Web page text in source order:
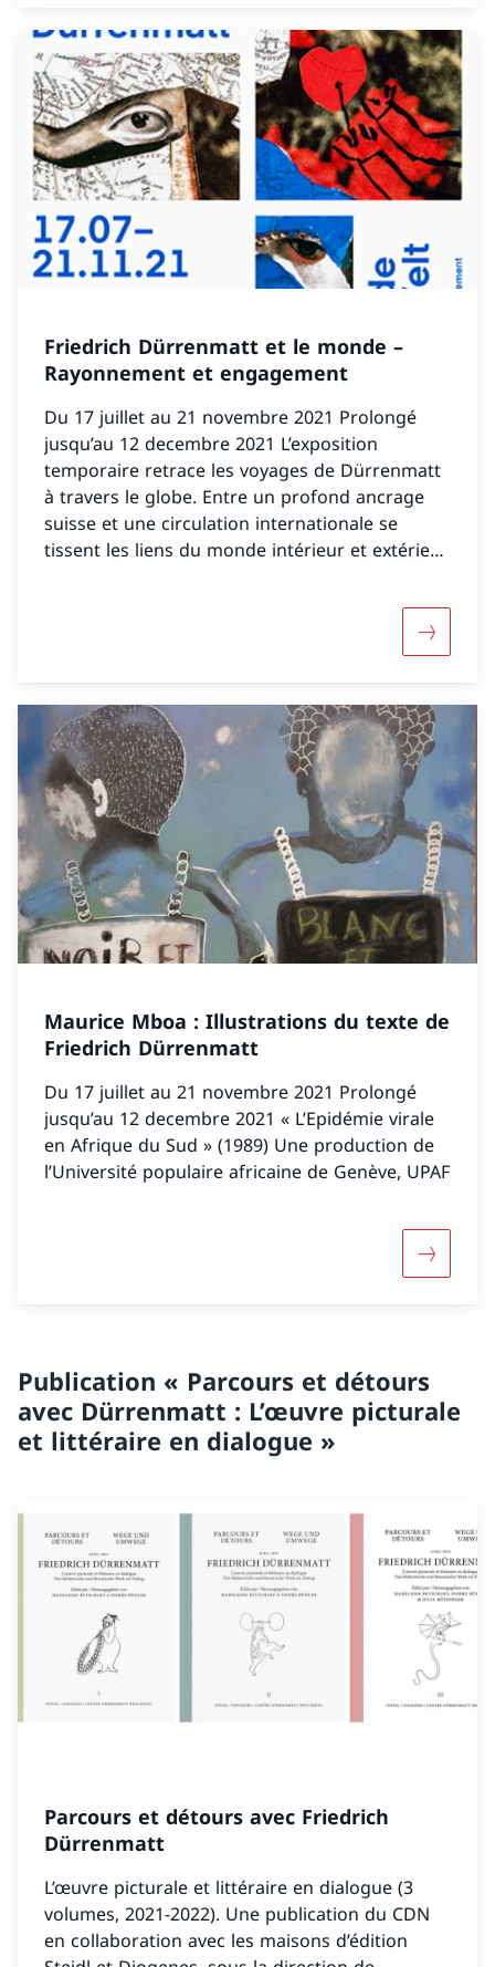
Friedrich Dürrenmatt et le monde –
Rayonnement et engagement
Du 17 juillet au 21 novembre 2021 Prolongé
jusqu’au 12 decembre 2021 L’exposition
temporaire retrace les voyages de Dürrenmatt
à travers le globe. Entre un profond ancrage
suisse et une circulation internationale se
tissent les liens du monde intérieur et extérieur
Maurice Mboa : Illustrations du texte de
Friedrich Dürrenmatt
Du 17 juillet au 21 novembre 2021 Prolongé
jusqu’au 12 decembre 2021 « L’Epidémie virale
en Afrique du Sud » (1989) Une production de
l’Université populaire africaine de Genève, UPAF
Publication « Parcours et détours
avec Dürrenmatt : L’œuvre picturale
et littéraire en dialogue »
Parcours et détours avec Friedrich
Dürrenmatt
L’œuvre picturale et littéraire en dialogue (3
volumes, 2021-2022). Une publication du CDN
en collaboration avec les maisons d’édition